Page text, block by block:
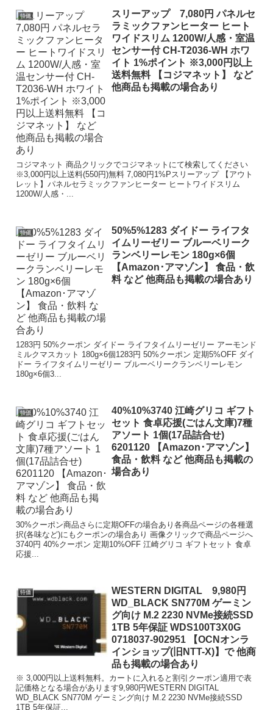
特価
スリーアップ 7,080円 パネルセ
ラミックファンヒーター ヒート
ワイドスリム 1200W/人感・室温
センサー付 CH-T2036-WH ホワ
イト 1%ポイント ※3,000円以上
送料無料 【コジマネット】 など
他商品も掲載の場合あり
コジマネット 商品クリックでコジマネットにて検索してください
※3,000円以上送料(550円)無料 7,080円1%Pスリーアップ 【アウト
レット】パネルセラミックファンヒーター ヒートワイドスリム
1200W/人感・...
特価
50%5%1283 ダイドー ライフタ
イムリーゼリー ブルーベリーク
ランベリーレモン 180g×6個
【Amazon･アマゾン】 食品・飲
料 など 他商品も掲載の場合あり
1283円 50%クーポン ダイドー ライフタイムリーゼリー アーモンド
ミルクマスカット 180g×6個1283円 50%クーポン 定期5%OFF ダイ
ドー ライフタイムリーゼリー ブルーベリークランベリーレモン
180g×6個3...
特価
40%10%3740 江崎グリコ ギフト
セット 食卓応援(ごはん文庫)7種
アソート 1個(17品詰合せ)
6201120 【Amazon･アマゾン】
食品・飲料 など 他商品も掲載の
場合あり
30%クーポン商品さらに定期OFFの場合あり各商品ページの各種選
択(各味など)にもクーポンの場合あり 画像クリックで商品ページへ
3740円 40%クーポン 定期10%OFF 江崎グリコ ギフトセット 食卓
応援...
特価
WESTERN DIGITAL 9,980円
WD_BLACK SN770M ゲーミン
グ向け M.2 2230 NVMe接続SSD
1TB 5年保証 WDS100T3X0G
0718037-902951 【OCNオンラ
インショップ(旧NTT-X)】で 他商
品も掲載の場合あり
※ 3,000円以上送料無料。カートに入れると割引クーポン適用で表
記価格となる場合があります9,980円WESTERN DIGITAL
WD_BLACK SN770M ゲーミング向け M.2 2230 NVMe接続SSD
1TB 5年保証...